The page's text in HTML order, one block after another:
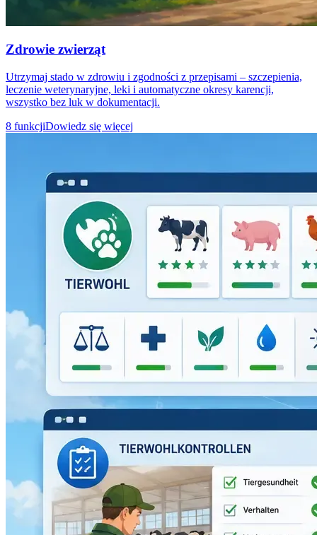
Zdrowie zwierząt
Utrzymaj stado w zdrowiu i zgodności z przepisami – szczepienia,
leczenie weterynaryjne, leki i automatyczne okresy karencji,
wszystko bez luk w dokumentacji.
8 funkcjiDowiedz się więcej